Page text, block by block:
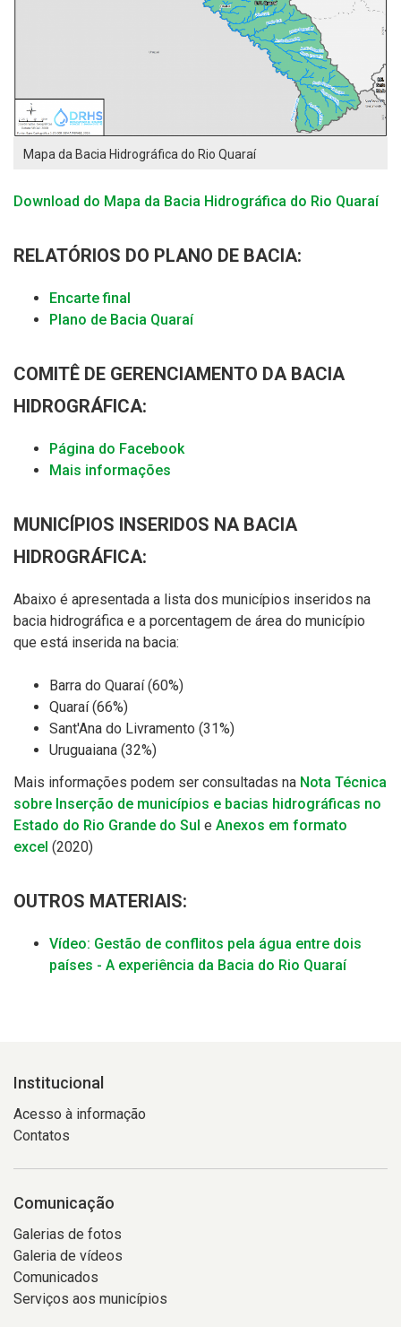
Mapa da Bacia Hidrográfica do Rio Quaraí
Download do Mapa da Bacia Hidrográfica do Rio Quaraí
RELATÓRIOS DO PLANO DE BACIA:
Encarte final
Plano de Bacia Quaraí
COMITÊ DE GERENCIAMENTO DA BACIA
HIDROGRÁFICA:
Página do Facebook
Mais informações
MUNICÍPIOS INSERIDOS NA BACIA
HIDROGRÁFICA:
Abaixo é apresentada a lista dos municípios inseridos na
bacia hidrográfica e a porcentagem de área do município
que está inserida na bacia:
Barra do Quaraí (60%)
Quaraí (66%)
Sant'Ana do Livramento (31%)
Uruguaiana (32%)
Mais informações podem ser consultadas na Nota Técnica
sobre Inserção de municípios e bacias hidrográficas no
Estado do Rio Grande do Sul e Anexos em formato
excel (2020)
OUTROS MATERIAIS:
Vídeo: Gestão de conflitos pela água entre dois
países - A experiência da Bacia do Rio Quaraí
Institucional
Acesso à informação
Contatos
Comunicação
Galerias de fotos
Galeria de vídeos
Comunicados
Serviços aos municípios